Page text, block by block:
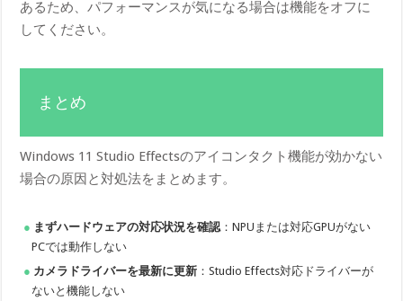
あるため、パフォーマンスが気になる場合は機能をオフに
してください。
まとめ
Windows 11 Studio Effectsのアイコンタクト機能が効かない
場合の原因と対処法をまとめます。
まずハードウェアの対応状況を確認 ：NPUまたは対応GPUがない
PCでは動作しない
カメラドライバーを最新に更新 ：Studio Effects対応ドライバーが
ないと機能しない